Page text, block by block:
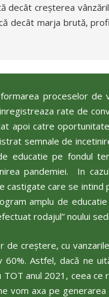
decât creșterea
decât marja brută,
proceselor de
rate de
apoi catre
semnale de
educatie pe fondul
pandemiei. In
castigate care se intind
amplu de
rodajul” noului
creștere, cu
Astfel, dacă ne
anul 2021, ceea
vom axa pe